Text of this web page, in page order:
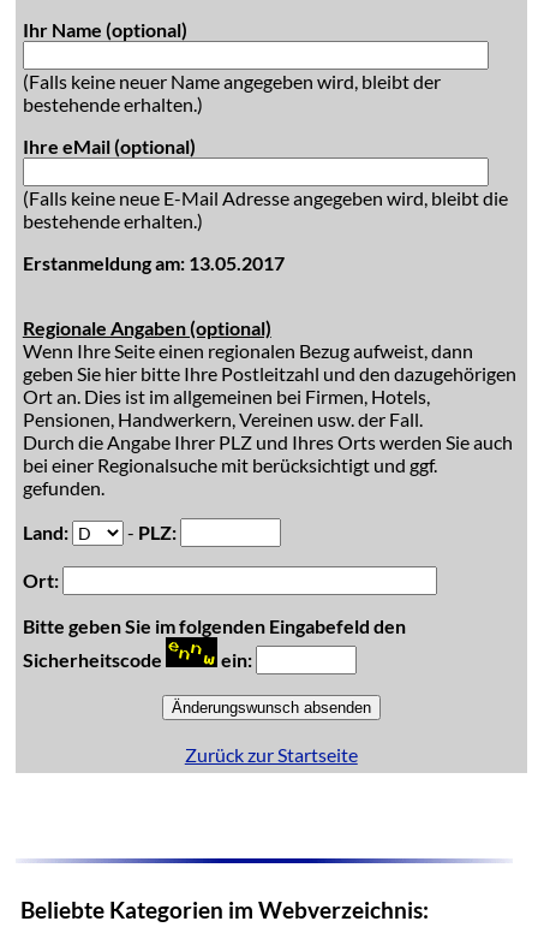
Ihr Name (optional)
(Falls keine neuer Name angegeben wird, bleibt der
bestehende erhalten.)
Ihre eMail (optional)
(Falls keine neue E-Mail Adresse angegeben wird, bleibt die
bestehende erhalten.)
Erstanmeldung am: 13.05.2017
Regionale Angaben (optional)
Wenn Ihre Seite einen regionalen Bezug aufweist, dann
geben Sie hier bitte Ihre Postleitzahl und den dazugehörigen
Ort an. Dies ist im allgemeinen bei Firmen, Hotels,
Pensionen, Handwerkern, Vereinen usw. der Fall.
Durch die Angabe Ihrer PLZ und Ihres Orts werden Sie auch
bei einer Regionalsuche mit berücksichtigt und ggf.
gefunden.
Land:
- PLZ:
Ort:
Bitte geben Sie im folgenden Eingabefeld den
Sicherheitscode
ein:
Zurück zur Startseite
Beliebte Kategorien im Webverzeichnis: